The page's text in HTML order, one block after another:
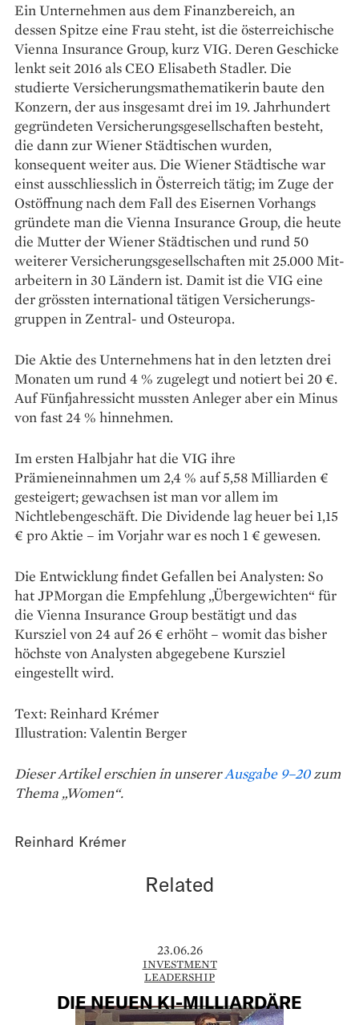
Ein Unternehmen aus dem ­Finanzbereich, an
dessen ­Spitze eine Frau steht, ist die österreichische
Vienna Insurance Group, kurz VIG. Deren Geschicke
lenkt seit 2016 als CEO Elisabeth Stadler. Die
studierte Versicherungsmathematikerin baute den
Konzern, der aus insgesamt drei im 19. Jahrhundert
gegründeten Versicherungs­gesellschaften besteht,
die dann zur Wiener Städtischen wurden,
konsequent weiter aus. Die Wiener Städtische war
einst ausschliesslich in Österreich tätig; im Zuge der
Ostöffnung nach dem Fall des Eisernen Vorhangs
gründete man die ­Vienna ­Insurance Group, die heute
die ­Mutter der Wiener Städtischen und rund 50
weiterer Versicherungs­gesellschaften mit 25.000 Mit­
arbeitern in 30 Ländern ist. Damit ist die VIG eine
der grössten inter­national tätigen Versicherungs­
gruppen in Zen­tral- und Osteuropa.
Die Aktie des Unternehmens hat in den letzten drei
Monaten um rund 4 % zugelegt und notiert bei 20 €.
Auf Fünfjahressicht ­mussten Anleger aber ein Minus
von fast 24 % hinnehmen.
Im ersten Halbjahr hat die VIG ihre
Prämieneinnahmen um 2,4 % auf 5,58 Milliarden €
gesteigert; ­gewachsen ist man vor allem im
Nichtlebengeschäft. Die Dividende lag heuer bei 1,15
€ pro Aktie – im Vorjahr war es noch 1 € gewesen.
Die Entwicklung findet Ge­fallen bei Analysten: So
hat JPMorgan die Empfehlung „Übergewichten“ für
die Vienna Insurance Group bestätigt und das
Kursziel von 24 auf 26 € erhöht – womit das bisher
höchste von Analysten abgegebene Kursziel
eingestellt wird.
Text: Reinhard Krémer
Illustration: Valentin Berger
Dieser Artikel erschien in unsererAusgabe 9–20zum
Thema „Women“.
Reinhard Krémer
Related
23.06.26
INVESTMENT
LEADERSHIP
DIE NEUEN KI-MILLIARDÄRE